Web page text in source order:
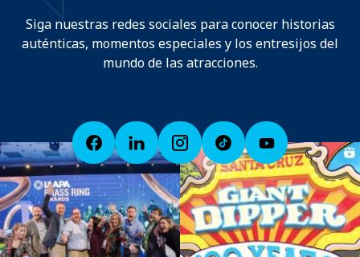
Siga nuestras redes sociales para conocer historias
auténticas, momentos especiales y los entresijos del
mundo de las atracciones.